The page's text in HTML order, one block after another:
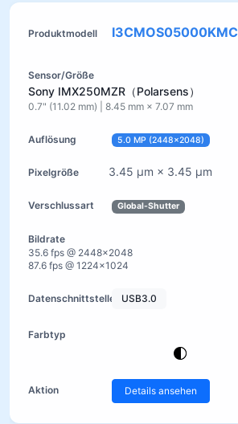
I3CMOS05000KMC
Sony IMX250MZR（Polarsens）
0.7" (11.02 mm) | 8.45 mm × 7.07 mm
5.0 MP (2448×2048)
3.45 µm × 3.45 µm
Global-Shutter
35.6 fps @ 2448×2048
87.6 fps @ 1224×1024
USB3.0
Details ansehen